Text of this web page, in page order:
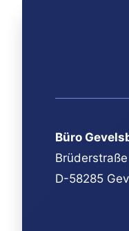
Büro
D-58285